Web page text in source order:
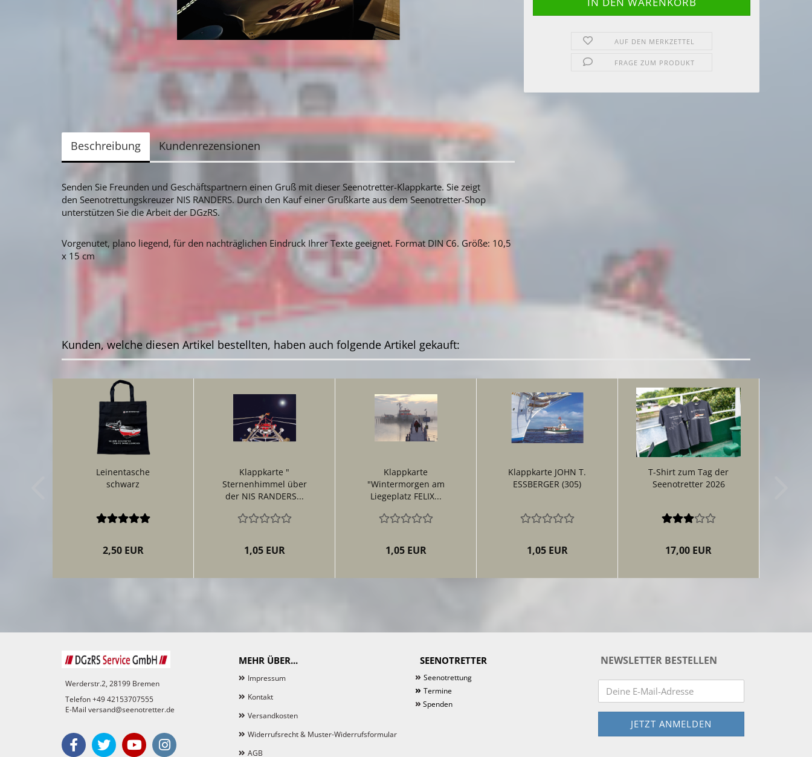
AUF DEN MERKZETTEL
FRAGE ZUM PRODUKT
Beschreibung Kundenrezensionen
Senden Sie Freunden und Geschäftspartnern einen Gruß mit dieser Seenotretter-Klappkarte. Sie zeigt
den Seenotrettungskreuzer NIS RANDERS. Durch den Kauf einer Grußkarte aus dem Seenotretter-Shop
unterstützen Sie die Arbeit der DGzRS.
Vorgenutet, plano liegend, für den nachträglichen Eindruck Ihrer Texte geeignet. Format DIN C6. Größe: 10,5
x 15 cm
Kunden, welche diesen Artikel bestellten, haben auch folgende Artikel gekauft:
Leinentasche
schwarz
2,50 EUR
Klappkarte "
Sternenhimmel über
der NIS RANDERS...
1,05 EUR
Klappkarte
"Wintermorgen am
Liegeplatz FELIX...
1,05 EUR
Klappkarte JOHN T.
ESSBERGER (305)
1,05 EUR
T-Shirt zum Tag der
Seenotretter 2026
17,00 EUR
MEHR ÜBER...
Impressum
Kontakt
Versandkosten
Widerrufsrecht & Muster-Widerrufsformular
AGB
SEENOTRETTER
» Seenotrettung
» Termine
» Spenden
NEWSLETTER BESTELLEN
Werderstr.2, 28199 Bremen
Telefon +49 42153707555
E-Mail versand@seenotretter.de